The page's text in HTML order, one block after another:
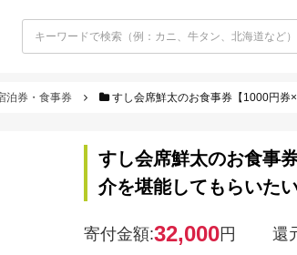
泊券・食事券 すし会席鮮太のお食事券【1000円券
すし会席鮮太のお食事
介を堪能してもらいた
寄付金額:32,000円 還